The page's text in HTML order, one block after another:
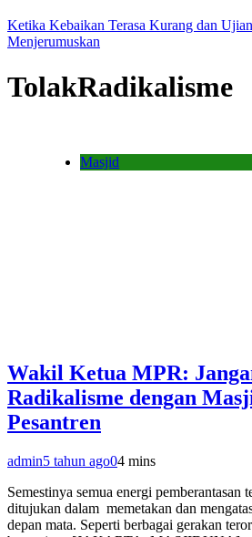
Ketika Kebaikan Terasa Kurang dan
Menjerumuskan
TolakRadikalisme
Masjid
Wakil Ketua MPR:
Radikalisme dengan
Pesantren
admin5 tahun ago04 mins
Semestinya semua energi pemberantasan
ditujukan dalam memetakan dan
depan mata. Seperti berbagai gerakan